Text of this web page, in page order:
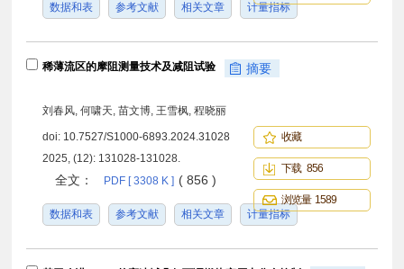
数据和表 参考文献 相关文章 计量指标
稀薄流区的摩阻测量技术及减阻试验 摘要
刘春风, 何啸天, 苗文博, 王雪枫, 程晓丽
doi: 10.7527/S1000-6893.2024.31028
2025, (12): 131028-131028.
全文： PDF [ 3308 K ] ( 856 )
数据和表 参考文献 相关文章 计量指标
收藏
下载 856
浏览量 1589